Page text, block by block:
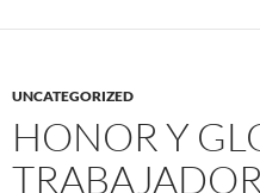
UNCATEGORIZED
HONOR Y